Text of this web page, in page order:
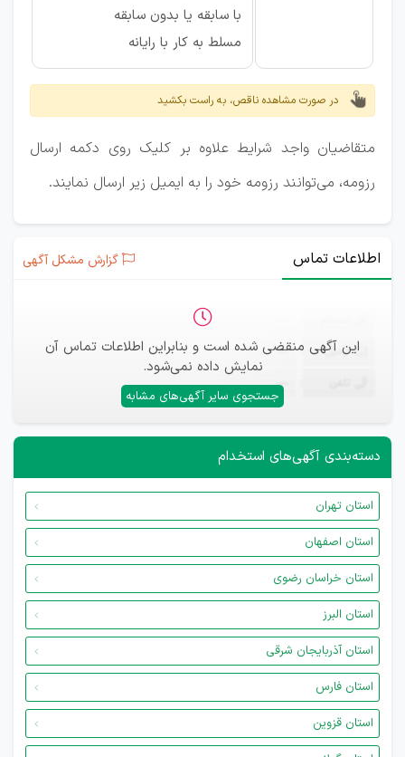
با سابقه یا بدون سابقه
مسلط به کار با رایانه
در صورت مشاهده ناقص، به راست بکشید
متقاضیان واجد شرایط علاوه بر کلیک روی دکمه ارسال
رزومه، می‌توانند رزومه خود را به ایمیل زیر ارسال نمایند.
اطلاعات تماس گزارش مشکل آگهی
این آگهی منقضی شده است و بنابراین اطلاعات تماس آن
نمایش داده نمی‌شود.
جستجوی سایر آگهی‌های مشابه
ایمیل —
—
دسته‌بندی آگهی‌های استخدام
استان تهران
استان اصفهان
استان خراسان رضوی
استان البرز
استان آذربایجان شرقی
استان فارس
استان قزوین